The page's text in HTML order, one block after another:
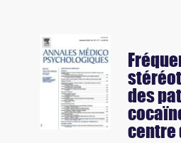
des
centre